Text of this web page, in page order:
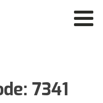
7341